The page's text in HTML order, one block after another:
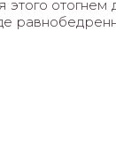
этого отогнем